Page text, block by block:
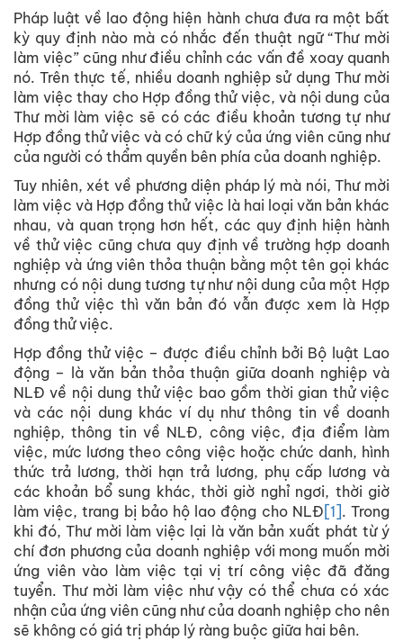
Pháp luật về lao động hiện hành chưa đưa ra một bất
kỳ quy định nào mà có nhắc đến thuật ngữ “Thư mời
làm việc” cũng như điều chỉnh các vấn đề xoay quanh
nó. Trên thực tế, nhiều doanh nghiệp sử dụng Thư mời
làm việc thay cho Hợp đồng thử việc, và nội dung của
Thư mời làm việc sẽ có các điều khoản tương tự như
Hợp đồng thử việc và có chữ ký của ứng viên cũng như
của người có thẩm quyền bên phía của doanh nghiệp.
Tuy nhiên, xét về phương diện pháp lý mà nói, Thư mời
làm việc và Hợp đồng thử việc là hai loại văn bản khác
nhau, và quan trọng hơn hết, các quy định hiện hành
về thử việc cũng chưa quy định về trường hợp doanh
nghiệp và ứng viên thỏa thuận bằng một tên gọi khác
nhưng có nội dung tương tự như nội dung của một Hợp
đồng thử việc thì văn bản đó vẫn được xem là Hợp
đồng thử việc.
Hợp đồng thử việc – được điều chỉnh bởi Bộ luật Lao
động – là văn bản thỏa thuận giữa doanh nghiệp và
NLĐ về nội dung thử việc bao gồm thời gian thử việc
và các nội dung khác ví dụ như thông tin về doanh
nghiệp, thông tin về NLĐ, công việc, địa điểm làm
việc, mức lương theo công việc hoặc chức danh, hình
thức trả lương, thời hạn trả lương, phụ cấp lương và
các khoản bổ sung khác, thời giờ nghỉ ngơi, thời giờ
làm việc, trang bị bảo hộ lao động cho NLĐ [1]. Trong
khi đó, Thư mời làm việc lại là văn bản xuất phát từ ý
chí đơn phương của doanh nghiệp với mong muốn mời
ứng viên vào làm việc tại vị trí công việc đã đăng
tuyển. Thư mời làm việc như vậy có thể chưa có xác
nhận của ứng viên cũng như của doanh nghiệp cho nên
sẽ không có giá trị pháp lý ràng buộc giữa hai bên.